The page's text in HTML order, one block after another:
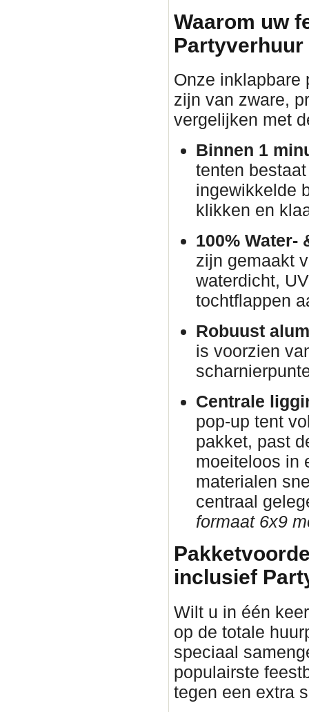
Waarom uw
Partyverhuur
Onze inklapbare
zijn van zware,
vergelijken met
Binnen 1
tenten
ingewikkelde
klikken en
100% Water-
zijn gemaakt
waterdicht,
tochtflappen
Robuust
is voorzien
Centrale
pop-up tent
pakket, past
moeiteloos in
materialen
centraal
formaat 6x9
inclusief
Wilt u in één
op de totale
speciaal
populairste
tegen een extra